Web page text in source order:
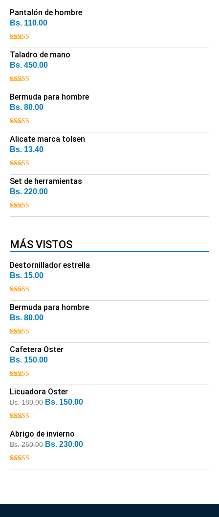
Pantalón de hombre
Bs. 110.00
Valorado con
5.00de 5
Taladro de mano
Bs. 450.00
Valorado
con4.00
de 5
Bermuda para hombre
Bs. 80.00
Valorado con
5.00de 5
Alicate marca tolsen
Bs. 13.40
Valorado con
5.00 de 5
Set de herramientas
Bs. 220.00
Valorado con
MÁS VISTOS
Destornillador estrella
Bs. 15.00
Valorado con
5.00de 5
Bermuda para hombre
Bs. 80.00
Valorado con
5.00de 5
Cafetera Oster
Bs. 150.00
Valorado con
5.00 de 5
Licuadora Oster
Bs.180.00 Bs. 150.00
Valorado
con4.00
Abrigo de invierno
Bs.250.00 Bs. 230.00
Valorado